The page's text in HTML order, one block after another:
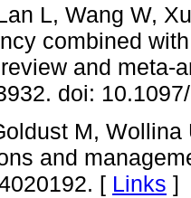
L, Wang W,
combined
and meta-
doi:
M,
and
[ Links ]